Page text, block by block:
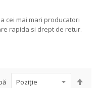
cei mai mari producatori
rapida si drept de retur.